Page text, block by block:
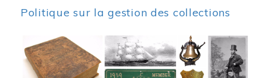
Politique sur la gestion des collections